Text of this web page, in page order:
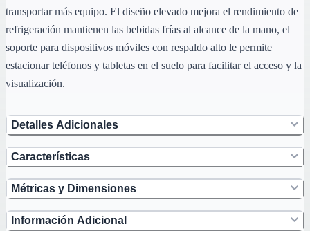
transportar más equipo. El diseño elevado mejora el rendimiento de
refrigeración mantienen las bebidas frías al alcance de la mano, el
soporte para dispositivos móviles con respaldo alto le permite
estacionar teléfonos y tabletas en el suelo para facilitar el acceso y la
visualización.
Detalles Adicionales
Características
Métricas y Dimensiones
Información Adicional